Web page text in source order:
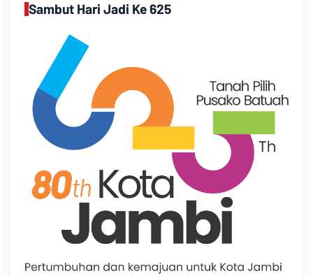
Sambut Hari Jadi Ke 625